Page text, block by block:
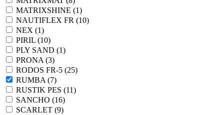
MATRIXSHINE (1)
NAUTIFLEX FR (10)
NEX (1)
PIRIL (10)
PLY SAND (1)
PRONA (3)
RODOS FR-5 (25)
RUMBA (7)
RUSTIK PES (11)
SANCHO (16)
SCARLET (9)